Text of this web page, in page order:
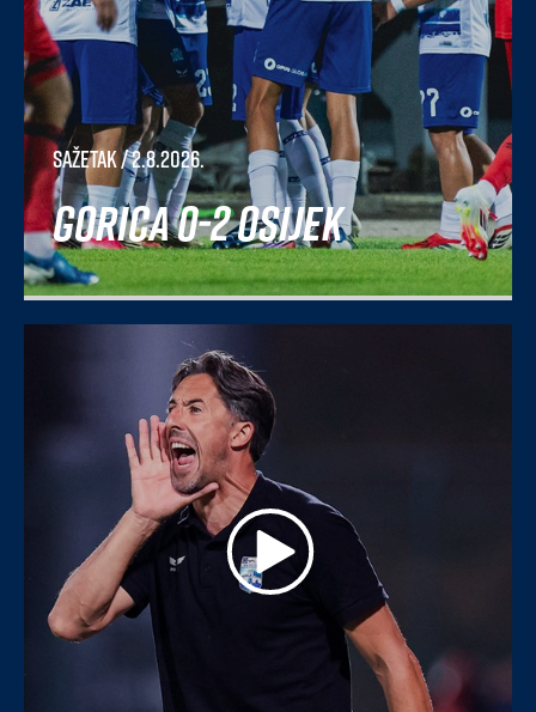
Sažetak/ 2.8.2026.
Gorica 0-2 Osijek